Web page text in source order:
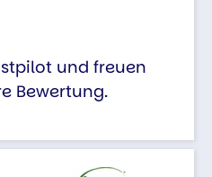
und freuen
Bewertung.